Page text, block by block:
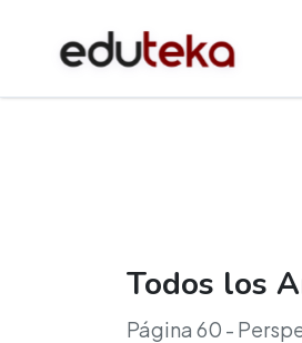
Todos los
Página 60 -